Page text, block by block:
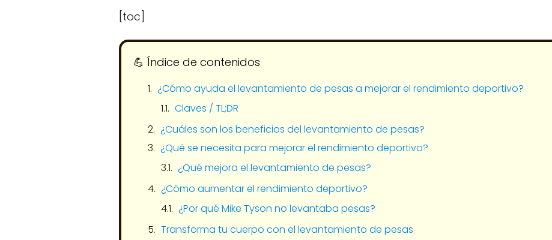
[toc]
💪​ Índice de contenidos
¿Cómo ayuda el levantamiento de pesas a mejorar el rendimiento deportivo?
Claves / TL;DR
¿Cuáles son los beneficios del levantamiento de pesas?
¿Qué se necesita para mejorar el rendimiento deportivo?
¿Qué mejora el levantamiento de pesas?
¿Cómo aumentar el rendimiento deportivo?
¿Por qué Mike Tyson no levantaba pesas?
Transforma tu cuerpo con el levantamiento de pesas